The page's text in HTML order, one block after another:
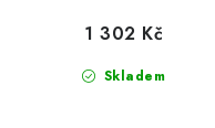
Skladem
1 302 Kč